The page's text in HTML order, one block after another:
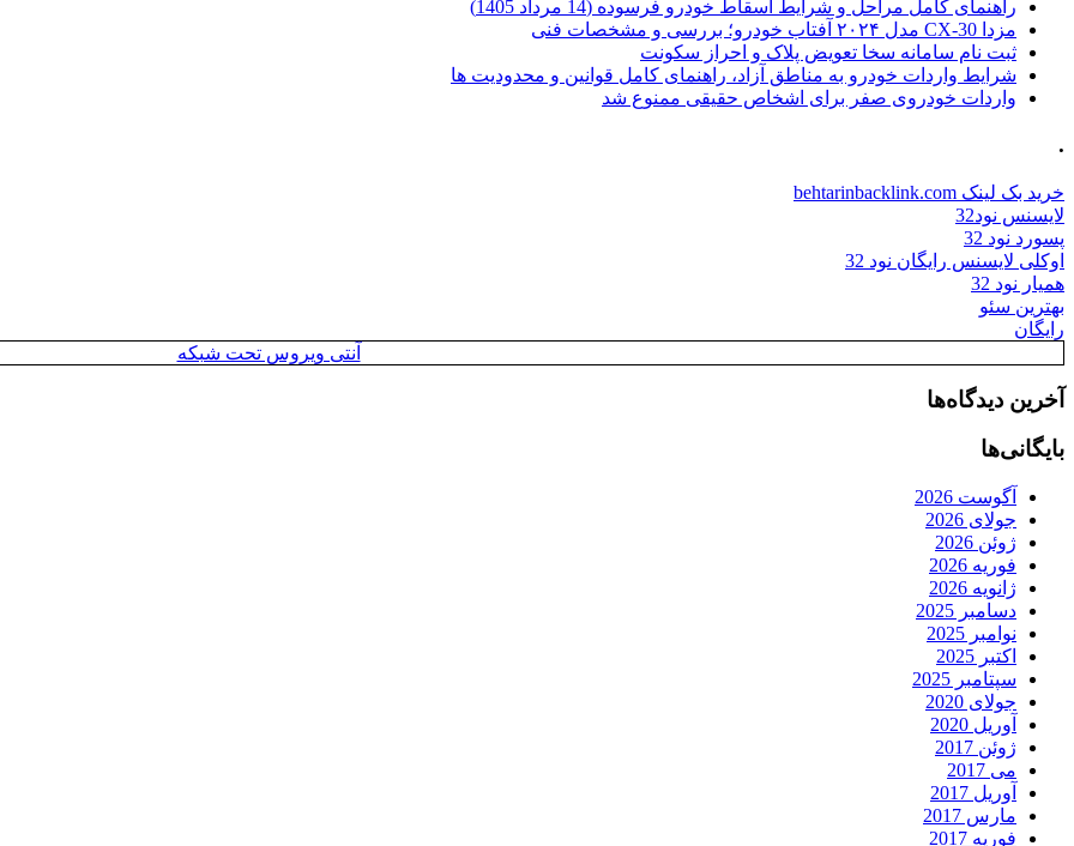
راهنمای کامل مراحل و شرایط اسقاط خودرو فرسوده (14 مرداد 1405)
مزدا CX-30 مدل ۲۰۲۴ آفتاب خودرو؛ بررسی و مشخصات فنی
ثبت نام سامانه سخا تعویض پلاک و احراز سکونت
شرایط واردات خودرو به مناطق آزاد، راهنمای کامل قوانین و محدودیت ها
واردات خودروی صفر برای اشخاص حقیقی ممنوع شد
.
خرید بک لینک behtarinbacklink.com
لایسنس نود32
پسورد نود 32
اوکلی لایسنس رایگان نود 32
همیار نود 32
بهترین سئو
رایگان
آنتی ویروس تحت شبکه
آخرین دیدگاه‌ها
بایگانی‌ها
آگوست 2026
جولای 2026
ژوئن 2026
فوریه 2026
ژانویه 2026
دسامبر 2025
نوامبر 2025
اکتبر 2025
سپتامبر 2025
جولای 2020
آوریل 2020
ژوئن 2017
می 2017
آوریل 2017
مارس 2017
فوریه 2017